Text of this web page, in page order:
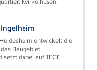
entwickelt die
Baugebiet
setzt dabei auf TECE.